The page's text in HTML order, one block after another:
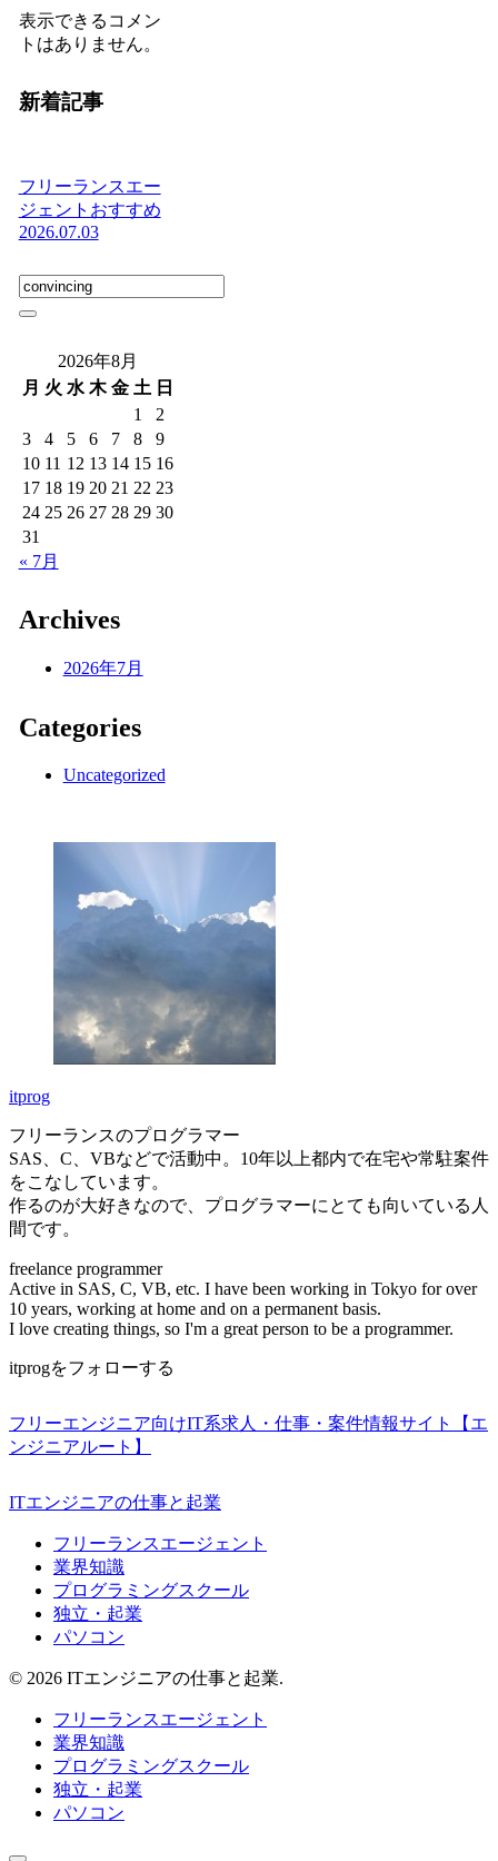
表示できるコメン
トはありません。
新着記事
フリーランスエー
ジェントおすすめ
2026.07.03
2026年8月
月 火 水 木 金 土 日
1
2
3
4 5 6 7 8
9
10 11 12 13 14 15 16
17 18 19 20 21 22 23
24 25 26 27 28 29 30
31
« 7月
Archives
2026年7月
Categories
Uncategorized
itprog
フリーランスのプログラマー
SAS、C、VBなどで活動中。10年以上都内で在宅や常駐案件
をこなしています。
作るのが大好きなので、プログラマーにとても向いている人
間です。
freelance programmer
Active in SAS, C, VB, etc. I have been working in Tokyo for over
10 years, working at home and on a permanent basis.
I love creating things, so I'm a great person to be a programmer.
itprogをフォローする
フリーエンジニア向けIT系求人・仕事・案件情報サイト【エ
ンジニアルート】
ITエンジニアの仕事と起業
フリーランスエージェント
業界知識
プログラミングスクール
独立・起業
パソコン
© 2026 ITエンジニアの仕事と起業.
フリーランスエージェント
業界知識
プログラミングスクール
独立・起業
パソコン